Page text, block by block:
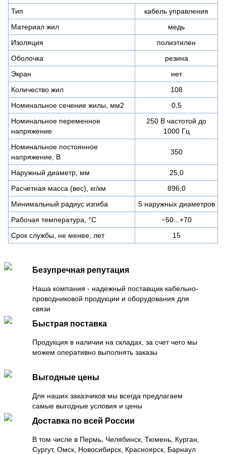
Тип
кабель управления
Материал жил
медь
Изоляция
полиэтилен
Оболочка
резина
Экран
нет
Количество жил
108
Номинальное сечение жилы, мм2
0,5
Номинальное переменное
напряжение
250 В частотой до
1000 Гц
Номинальное постоянное
напряжение, В
350
Наружный диаметр, мм
25,0
Расчетная масса (вес), кг/км
896,0
Минимальный радиус изгиба
5 наружных диаметров
Рабочая температура, °C
−50...+70
Срок службы, не менее, лет
15
Безупречная репутация
Наша компания - надежный поставщик кабельно-
проводниковой продукции и оборудования для
связи
Быстрая поставка
Продукция в наличии на складах, за счет чего мы
можем оперативно выполнять заказы
Выгодные цены
Для наших заказчиков мы всегда предлагаем
самые выгодные условия и цены
Доставка по всей России
В том числе в Пермь, Челябинск, Тюмень, Курган,
Сургут, Омск, Новосибирск, Красноярск, Барнаул